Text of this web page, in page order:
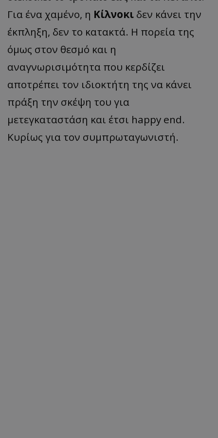
Για ένα χαμένο, η Κίλνοκι δεν κάνει την
έκπληξη, δεν το κατακτά. Η πορεία της
όμως στον θεσμό και η
αναγνωρισιμότητα που κερδίζει
αποτρέπει τον ιδιοκτήτη της να κάνει
πράξη την σκέψη του για
μετεγκαταστάση και έτσι happy end.
Κυρίως για τον συμπρωταγωνιστή.